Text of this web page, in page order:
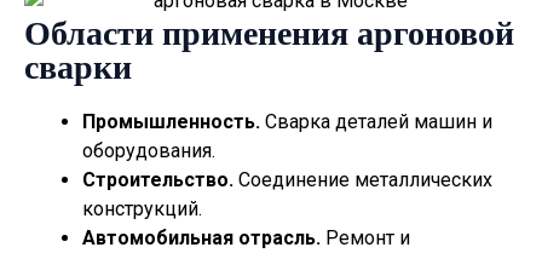
Области применения аргоновой
сварки
Промышленность. Сварка деталей машин и
оборудования.
Строительство. Соединение металлических
конструкций.
Автомобильная отрасль. Ремонт и